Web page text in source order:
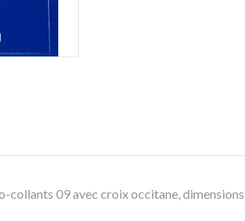
09 avec croix occitane,